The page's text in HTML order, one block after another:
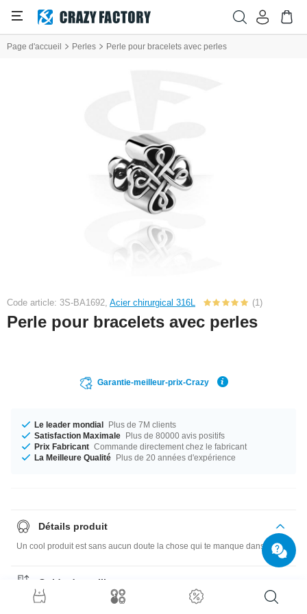
Page d'accueil Perles Perle pour bracelets avec perles
Code article: 3S-BA1692, Acier chirurgical 316L (1)
Perle pour bracelets avec perles
Garantie-meilleur-prix-Crazy
Le leader mondial Plus de 7M clients
Satisfaction Maximale Plus de 80000 avis positifs
Prix Fabricant Commande directement chez le fabricant
La Meilleure Qualité Plus de 20 années d'expérience
Détails produit
Un cool produit est sans aucun doute la chose qui te manque dans ta vie !
Guide des tailles